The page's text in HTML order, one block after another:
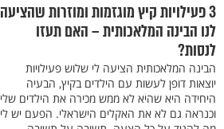
3 פעילויות קיץ מוגזמות ומוזרות שהציעה
לנו הבינה המלאכותית – האם תעזו
לנסות?
הבינה המלאכותית הציעה לי שלוש פעילויות
יוצאות דופן לעשות עם הילדים בקיץ, הבעיה
היחידה היא שהיא לא ממש מכירה את הילדים שלי
וכנראה גם לא את האקלים הישראלי. הפעם יש לי